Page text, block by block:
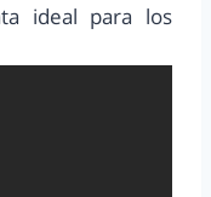
ideal para los